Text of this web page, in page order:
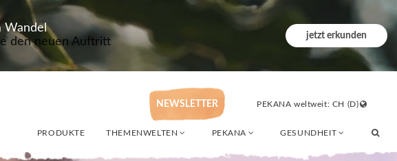
Wandel
den neuen Auftritt
jetzt erkunden
NEWSLETTER PEKANA weltweit: CH (D)
PRODUKTE THEMENWELTEN PEKANA GESUNDHEIT